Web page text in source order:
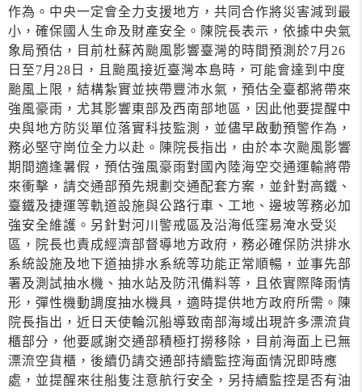
作為。中央一定會全力支援地方，共同合作將災害減到最
小，確保國人生命及財產安全。陳院長表示，依據中央氣
象局預估，目前杜蘇芮颱風影響臺灣的時間預測於7月26
日至7月28日，且颱風接近臺灣本島時，可能會達到中度
颱風上限，結構紮實並挾帶豐沛水氣，預估全臺都將帶來
強風豪雨，尤其影響東部及西南部地區，因此他要提醒中
央與地方防災單位落實科技監測，並儘早啟動預警作為，
務必堅守崗位全力以赴。陳院長指出，由於本次颱風影響
期間適逢暑假，預估強風豪雨對國內陸海空交通運輸將帶
來衝擊，請交通部預先規劃交通配套方案，並針對高鐵、
臺鐵及捷運等軌道設施與公路行車、工地、邊坡等務必加
強安全維護。另針對河川警戒區及沿海低窪易淹水受災
區，院長也責成經濟部督導地方政府，務必確保防洪排水
系統設施及地下道抽排水系統等功能正常順暢，並事先部
署及測試抽水機、抽水站及防汛備料等，且依實際降雨情
形，彈性機動調度抽水機具，適時提供地方政府所需。陳
院長指出，近日天使輪沉船導致南部海域出現許多漂流貨
櫃部分，他要感謝交通部積極打撈移除，目前海面上已無
漂流空貨櫃，後續仍請交通部持續監控海面情況即時應
處，並提醒來往船隻注意航行安全，另持續監控是否有油